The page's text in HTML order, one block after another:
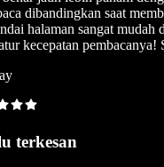
dibandingkan saat
halaman sangat mudah
kecepatan pembacanya!
terkesan